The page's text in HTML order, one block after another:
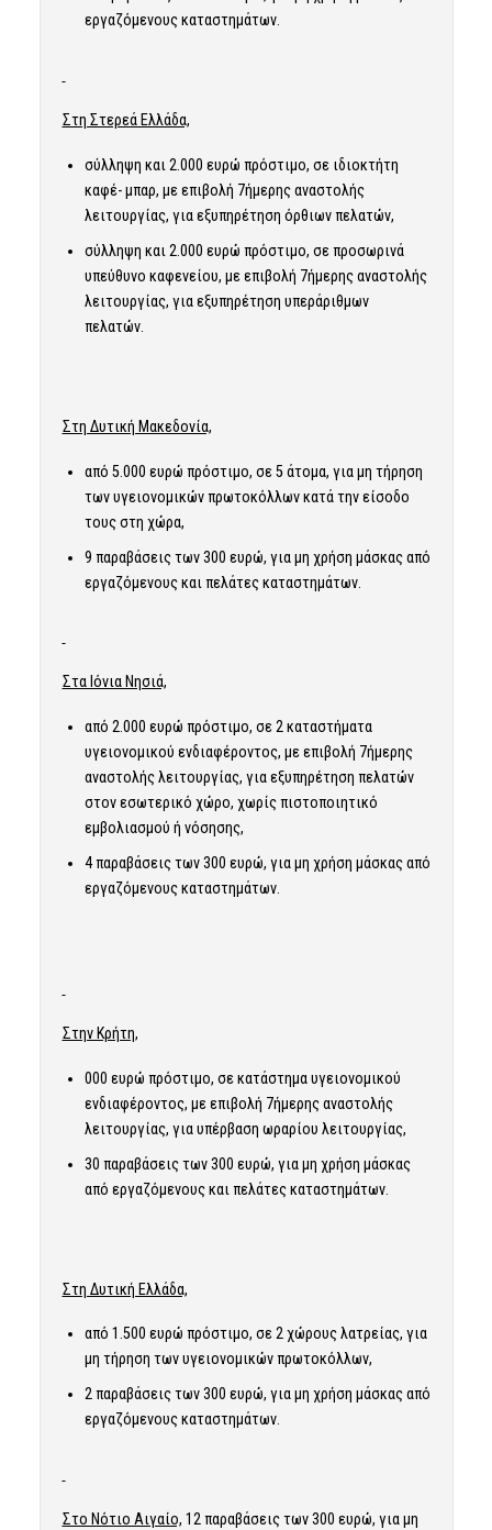
εργαζόμενους καταστημάτων.
Στη Στερεά Ελλάδα,
σύλληψη και 2.000 ευρώ πρόστιμο, σε ιδιοκτήτη
καφέ- μπαρ, με επιβολή 7ήμερης αναστολής
λειτουργίας, για εξυπηρέτηση όρθιων πελατών,
σύλληψη και 2.000 ευρώ πρόστιμο, σε προσωρινά
υπεύθυνο καφενείου, με επιβολή 7ήμερης αναστολής
λειτουργίας, για εξυπηρέτηση υπεράριθμων
πελατών.
Στη Δυτική Μακεδονία,
από 5.000 ευρώ πρόστιμο, σε 5 άτομα, για μη τήρηση
των υγειονομικών πρωτοκόλλων κατά την είσοδο
τους στη χώρα,
9 παραβάσεις των 300 ευρώ, για μη χρήση μάσκας από
εργαζόμενους και πελάτες καταστημάτων.
Στα Ιόνια Νησιά,
από 2.000 ευρώ πρόστιμο, σε 2 καταστήματα
υγειονομικού ενδιαφέροντος, με επιβολή 7ήμερης
αναστολής λειτουργίας, για εξυπηρέτηση πελατών
στον εσωτερικό χώρο, χωρίς πιστοποιητικό
εμβολιασμού ή νόσησης,
4 παραβάσεις των 300 ευρώ, για μη χρήση μάσκας από
εργαζόμενους καταστημάτων.
Στην Κρήτη,
000 ευρώ πρόστιμο, σε κατάστημα υγειονομικού
ενδιαφέροντος, με επιβολή 7ήμερης αναστολής
λειτουργίας, για υπέρβαση ωραρίου λειτουργίας,
30 παραβάσεις των 300 ευρώ, για μη χρήση μάσκας
από εργαζόμενους και πελάτες καταστημάτων.
Στη Δυτική Ελλάδα,
από 1.500 ευρώ πρόστιμο, σε 2 χώρους λατρείας, για
μη τήρηση των υγειονομικών πρωτοκόλλων,
2 παραβάσεις των 300 ευρώ, για μη χρήση μάσκας από
εργαζόμενους καταστημάτων.
Στο Νότιο Αιγαίο, 12 παραβάσεις των 300 ευρώ, για μη